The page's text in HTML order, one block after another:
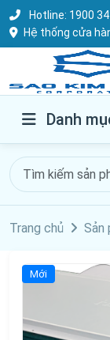
Hotline: 1900
Hệ thống cửa
Danh
Trang chủ Sản
Mới